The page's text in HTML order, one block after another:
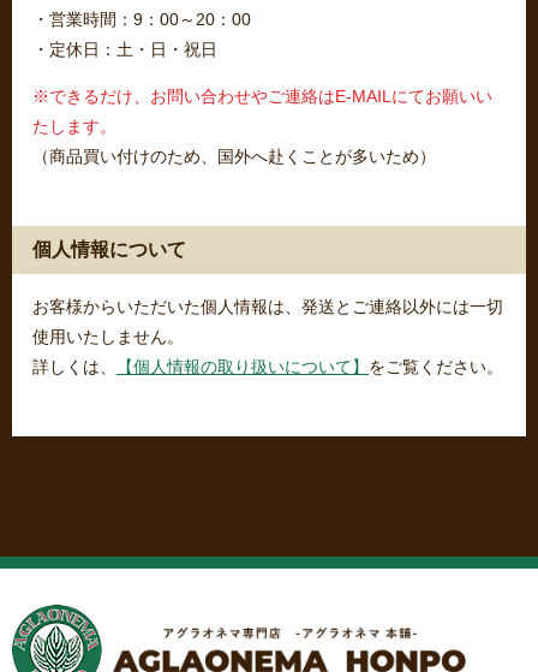
・営業時間：9：00～20：00
・定休日：土・日・祝日
※できるだけ、お問い合わせやご連絡はE-MAILにてお願いい
たします。
（商品買い付けのため、国外へ赴くことが多いため）
個人情報について
お客様からいただいた個人情報は、発送とご連絡以外には一切
使用いたしません。
詳しくは、
【個人情報の取り扱いについて】 をご覧ください。